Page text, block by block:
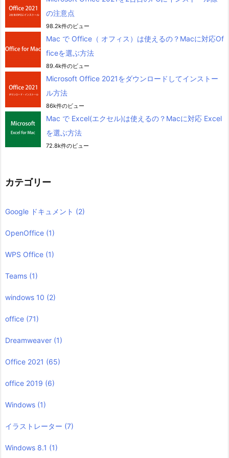
の注意点
98.2k件のビュー
Mac で Office（ オフィス）は使えるの？Macに対応Of
ficeを選ぶ方法
89.4k件のビュー
Microsoft Office 2021をダウンロードしてインストー
ル方法
86k件のビュー
Mac で Excel(エクセル)は使えるの？Macに対応 Excel
を選ぶ方法
72.8k件のビュー
カテゴリー
Google ドキュメント (2)
OpenOffice (1)
WPS Office (1)
Teams (1)
windows 10 (2)
office (71)
Dreamweaver (1)
Office 2021 (65)
office 2019 (6)
Windows (1)
イラストレーター (7)
Windows 8.1 (1)